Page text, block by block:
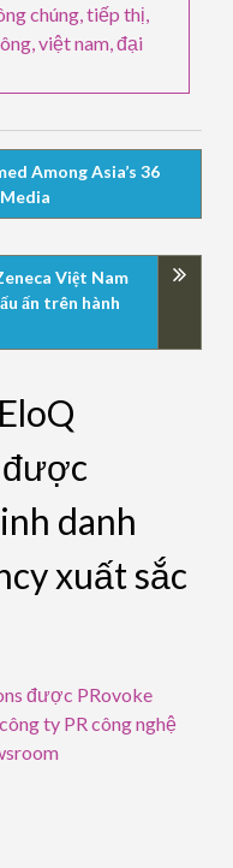
chúng ,tiếp thị
,việt nam ,đại
Among Asia’s 36
Việt Nam
ấn trên hành
danh
xuất sắc
được PRovoke
ty PR công nghệ